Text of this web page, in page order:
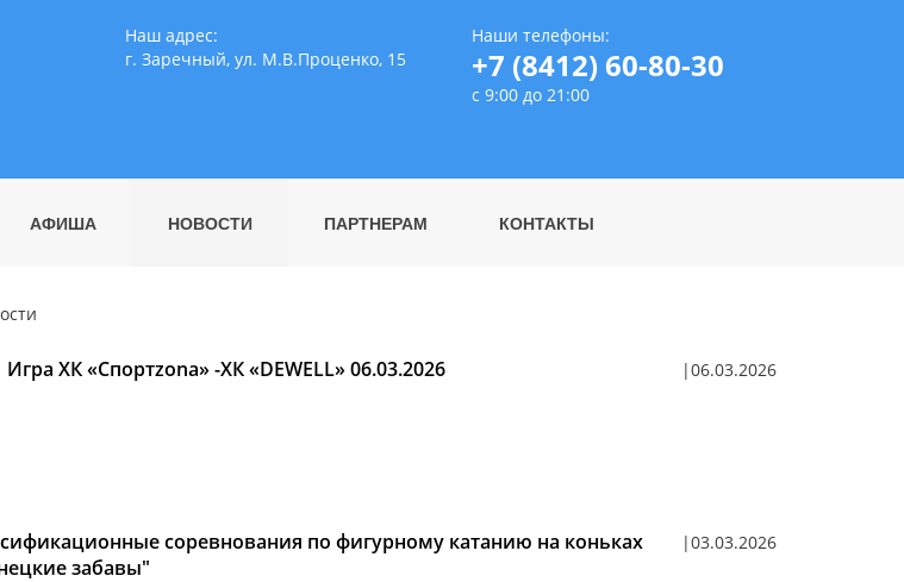
Наш адрес:
г. Заречный, ул. М.В.Проценко, 15
Наши телефоны:
+7 (8412) 60-80-30
с 9:00 до 21:00
АФИША НОВОСТИ ПАРТНЕРАМ КОНТАКТЫ
Игра ХК «Спортzona» -ХК «DEWELL» 06.03.2026 06.03.2026
соревнования по фигурному катанию на коньках
забавы"
03.03.2026